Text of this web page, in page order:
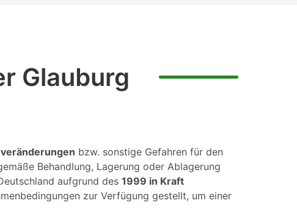
Glauburg
bzw. sonstige Gefahren für den
Behandlung, Lagerung oder Ablagerung
aufgrund des 1999 in Kraft
zur Verfügung gestellt, um einer